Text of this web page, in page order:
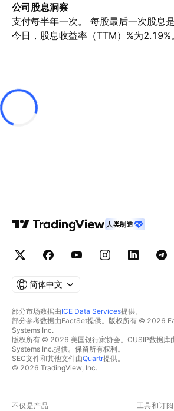
公司股息洞察
支付每半年一次。 每股最后一次股息
今日，股息收益率（TTM）%为2.19%。
人类制造
简体中文
部分市场数据由ICE Data Services提供。
部分参考数据由FactSet提供。版权所有 © 2026
Systems Inc.
版权所有 © 2026 美国银行家协会。CUSIP数据库
Systems Inc.提供。保留所有权利。
SEC文件和其他文件由Quartr提供。
© 2026 TradingView, Inc.
不仅是产品 工具和订阅